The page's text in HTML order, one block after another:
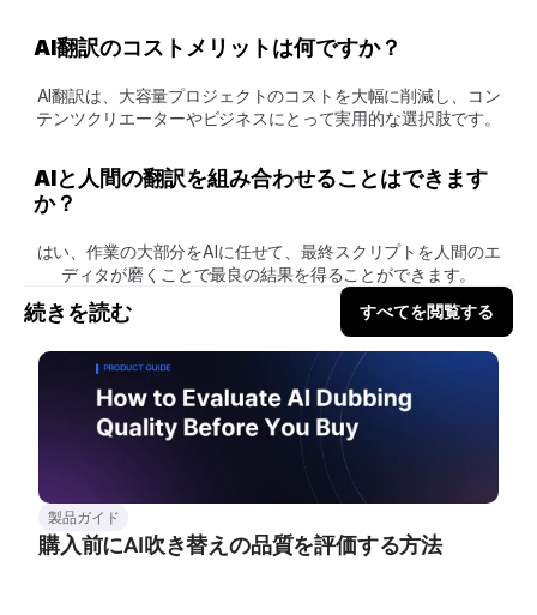
AI翻訳のコストメリットは何ですか？
AI翻訳は、大容量プロジェクトのコストを大幅に削減し、コン
テンツクリエーターやビジネスにとって実用的な選択肢です。
AIと人間の翻訳を組み合わせることはできます
か？
はい、作業の大部分をAIに任せて、最終スクリプトを人間のエ
ディタが磨くことで最良の結果を得ることができます。
続きを読む すべてを閲覧する
製品ガイド
購入前にAI吹き替えの品質を評価する方法